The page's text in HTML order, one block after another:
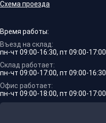
Схема проезда
Время работы:
Въезд на склад:
пн-чт 09:00-16:30, пт 09:00-17:00
Склад работает:
пн-чт 09:00-17:00, пт 09:00-16:30
Офис работает:
пн-чт 09:00-18:00, пт 09:00-17:00